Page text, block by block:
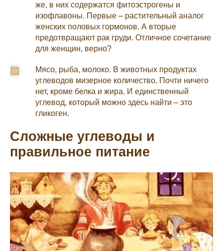
же, в них содержатся фитоэстрогены и
изофлавоны. Первые – растительный аналог
женских половых гормонов. А вторые
предотвращают рак груди. Отличное сочетание
для женщин, верно?
Мясо, рыба, молоко. В животных продуктах
углеводов мизерное количество. Почти ничего
нет, кроме белка и жира. И единственный
углевод, который можно здесь найти – это
гликоген.
Сложные углеводы и
правильное питание